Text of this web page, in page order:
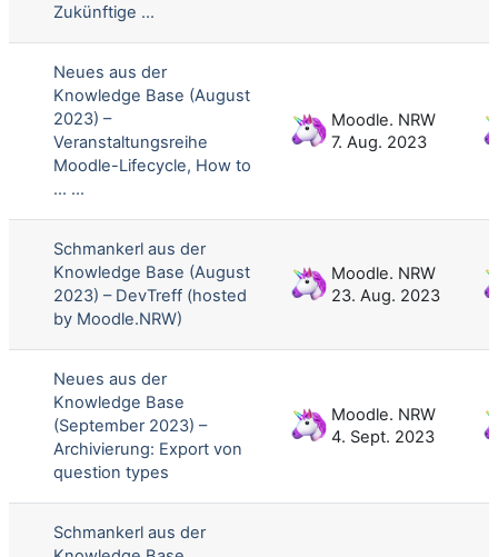
Zukünftige ...
Neues aus der
Knowledge Base (August
2023) –
Veranstaltungsreihe
Moodle-Lifecycle, How to
... ...
Moodle. NRW
7. Aug. 2023
Schmankerl aus der
Knowledge Base (August
2023) – DevTreff (hosted
by Moodle.NRW)
Moodle. NRW
23. Aug. 2023
Neues aus der
Knowledge Base
(September 2023) –
Archivierung: Export von
question types
Moodle. NRW
4. Sept. 2023
Schmankerl aus der